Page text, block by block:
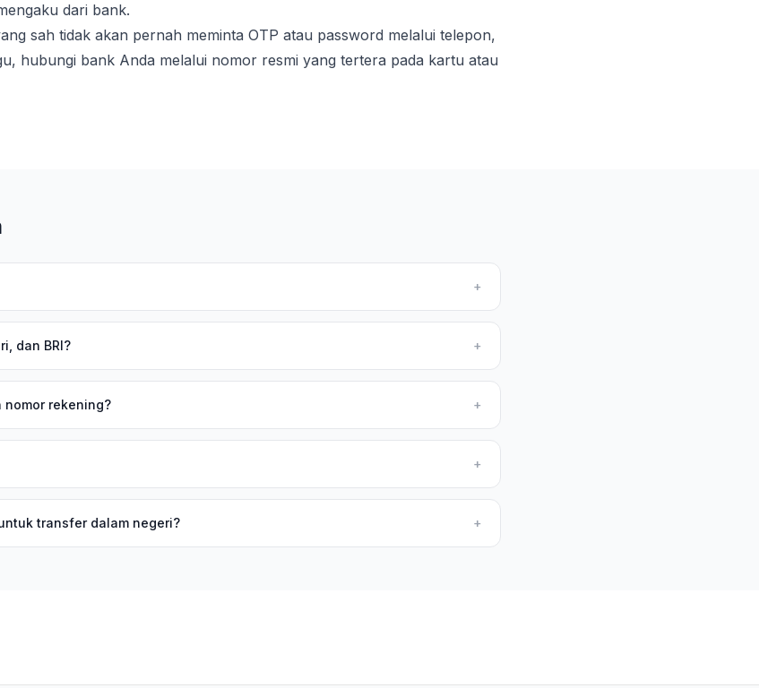
dari bank.
sah tidak akan pernah meminta OTP atau password melalui telepon,
hubungi bank Anda melalui nomor resmi yang tertera pada kartu atau
+
dan BRI? +
nomor rekening? +
+
transfer dalam negeri? +